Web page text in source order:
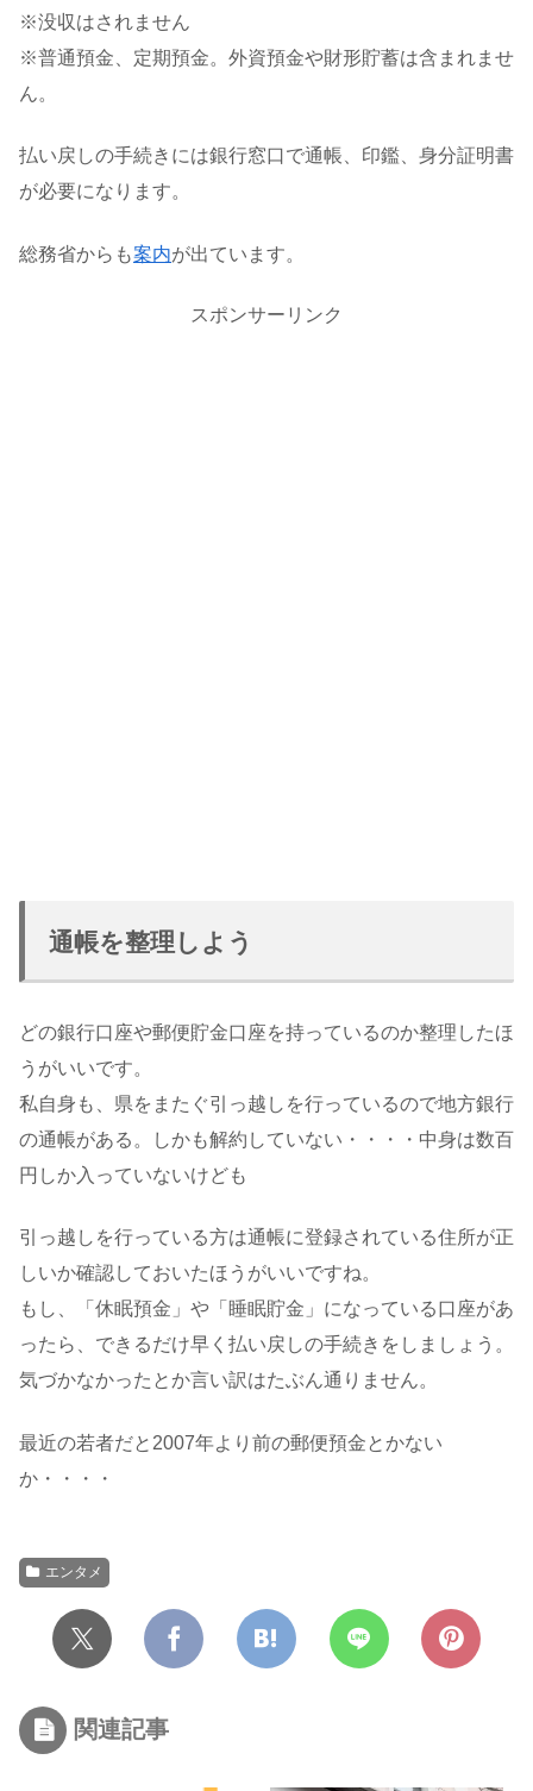
※没収はされません
※普通預金、定期預金。外資預金や財形貯蓄は含まれませ
ん。
払い戻しの手続きには銀行窓口で通帳、印鑑、身分証明書
が必要になります。
総務省からも案内が出ています。
スポンサーリンク
通帳を整理しよう
どの銀行口座や郵便貯金口座を持っているのか整理したほ
うがいいです。
私自身も、県をまたぐ引っ越しを行っているので地方銀行
の通帳がある。しかも解約していない・・・・中身は数百
円しか入っていないけども
引っ越しを行っている方は通帳に登録されている住所が正
しいか確認しておいたほうがいいですね。
もし、「休眠預金」や「睡眠貯金」になっている口座があ
ったら、できるだけ早く払い戻しの手続きをしましょう。
気づかなかったとか言い訳はたぶん通りません。
最近の若者だと2007年より前の郵便預金とかない
か・・・・
エンタメ
関連記事